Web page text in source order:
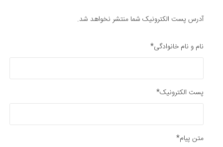
آدرس پست الکترونیک شما منتشر نخواهد شد.
نام و نام خانوادگی*
پست الکترونیک*
متن پیام*